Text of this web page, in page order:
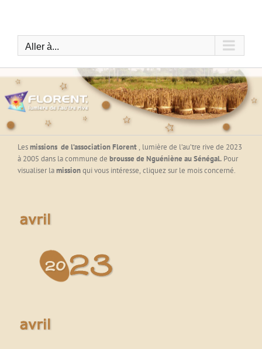
Aller à...
Lesmissionsde l’association Florent, lumière de l’au’tre rive de 2023
à 2005 dans la commune de brousse de Nguéniène au Sénégal. Pour
visualiser lamissionqui vous intéresse, cliquez sur le mois concerné.